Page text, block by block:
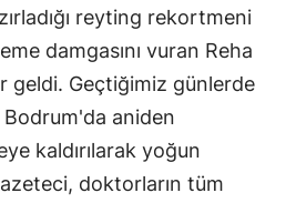
reyting rekortmeni
damgasını vuran Reha
geldi. Geçtiğimiz günlerde
Bodrum'da aniden
kaldırılarak yoğun
doktorların tüm